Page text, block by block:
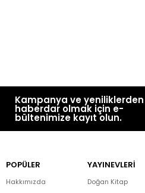
Kampanya ve yeniliklerden
haberdar olmak için e-
bültenimize kayıt olun.
POPÜLER
Hakkımızda
YAYINEVLERİ
Doğan Kitap